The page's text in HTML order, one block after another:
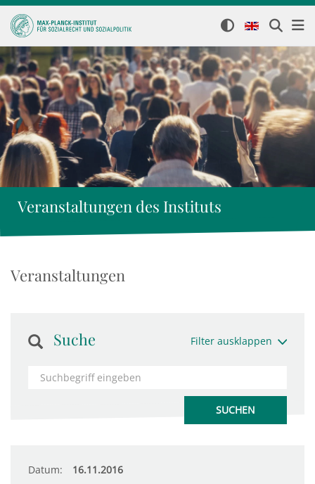
Veranstaltungen des Instituts
Veranstaltungen
Suche Filter ausklappen
Datum: 16.11.2016